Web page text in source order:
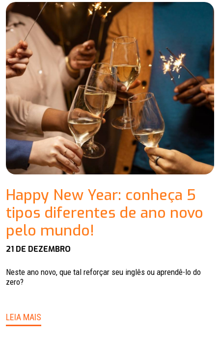
Happy New Year: conheça 5
tipos diferentes de ano novo
pelo mundo!
21 DE DEZEMBRO
Neste ano novo, que tal reforçar seu inglês ou aprendê-lo do
zero?
LEIA MAIS